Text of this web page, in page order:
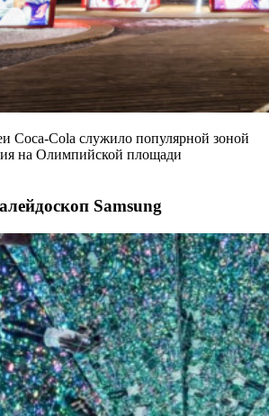
Coca-Cola служило популярной зоной
на Олимпийской площади
Samsung